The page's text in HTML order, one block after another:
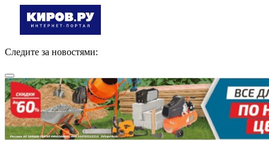
Следите за новостями: